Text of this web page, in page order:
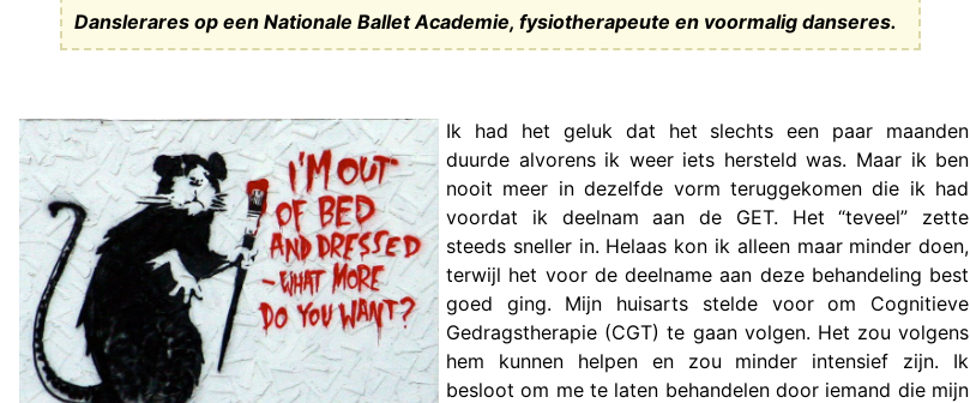
Danslerares op een Nationale Ballet Academie, fysiotherapeute en voormalig danseres.
Ik had het geluk dat het slechts een paar maanden
duurde alvorens ik weer iets hersteld was. Maar ik ben
nooit meer in dezelfde vorm teruggekomen die ik had
voordat ik deelnam aan de GET. Het “teveel” zette
steeds sneller in. Helaas kon ik alleen maar minder doen,
terwijl het voor de deelname aan deze behandeling best
goed ging. Mijn huisarts stelde voor om Cognitieve
Gedragstherapie (CGT) te gaan volgen. Het zou volgens
hem kunnen helpen en zou minder intensief zijn. Ik
besloot om me te laten behandelen door iemand die mijn